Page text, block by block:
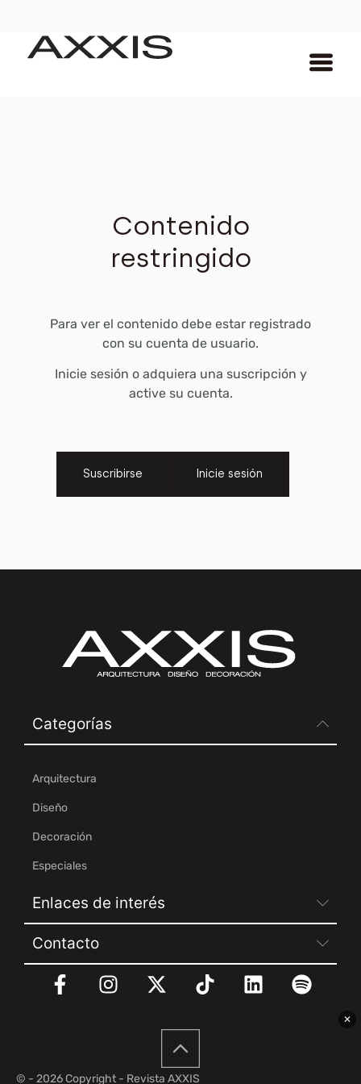
Contenido
restringido
Para ver el contenido debe estar registrado
con su cuenta de usuario.
Inicie sesión o adquiera una suscripción y
active su cuenta.
Suscribirse Inicie sesión
✕
Categorías
Arquitectura
Diseño
Decoración
Especiales
Enlaces de interés
Contacto
© - 2026 Copyright - Revista AXXIS